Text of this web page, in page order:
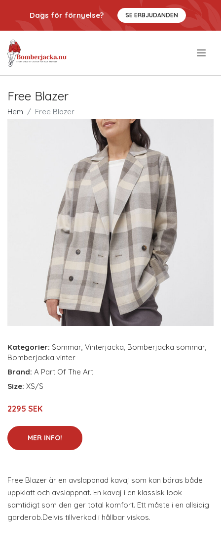
Dags för förnyelse? SE ERBJUDANDEN
Free Blazer
Hem Free Blazer
Kategorier: Sommar, Vinterjacka, Bomberjacka sommar,
Bomberjacka vinter
Brand: A Part Of The Art
Size: XS/S
2295 SEK
MER INFO!
Free Blazer är en avslappnad kavaj som kan bäras både
uppklätt och avslappnat. En kavaj i en klassisk look
samtidigt som den ger total komfort. Ett måste i en allsidig
garderob.Delvis tillverkad i hållbar viskos.